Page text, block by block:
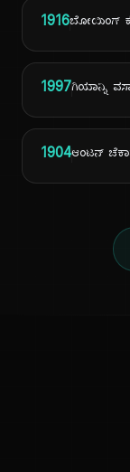
1916ಬೋಯಿಂಗ್
1997ಗಿಯಾನ್ನಿ
1904ಆಂಟನ್